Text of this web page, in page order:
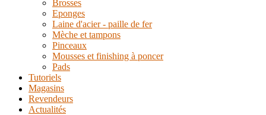
Brosses
Eponges
Laine d'acier - paille de fer
Mèche et tampons
Pinceaux
Mousses et finishing à poncer
Pads
Tutoriels
Magasins
Revendeurs
Actualités